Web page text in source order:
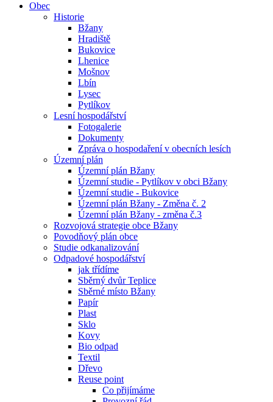
Obec
Historie
Bžany
Hradiště
Bukovice
Lhenice
Mošnov
Lbín
Lysec
Pytlíkov
Lesní hospodářství
Fotogalerie
Dokumenty
Zpráva o hospodaření v obecních lesích
Územní plán
Územní plán Bžany
Územní studie - Pytlíkov v obci Bžany
Územní studie - Bukovice
Územní plán Bžany - Změna č. 2
Územní plán Bžany - změna č.3
Rozvojová strategie obce Bžany
Povodňový plán obce
Studie odkanalizování
Odpadové hospodářství
jak třídíme
Sběrný dvůr Teplice
Sběrné místo Bžany
Papír
Plast
Sklo
Kovy
Bio odpad
Textil
Dřevo
Reuse point
Co přijímáme